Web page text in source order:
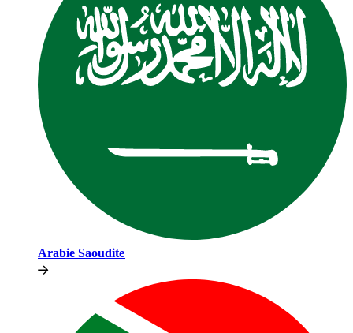
Arabie Saoudite​​